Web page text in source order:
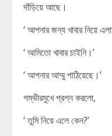
দাঁড়িয়ে আছে।
‘ আপনার জন্য খাবার নিয়ে
‘ আমিতো খাবার চাইনি।’
‘ আপনার আম্মু পাঠিয়েছে।’
গম্ভীরমুখে প্রশ্ন করলো,
‘ তুমি নিয়ে এলে কেন?’